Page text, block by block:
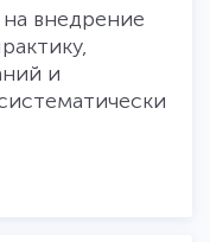
внедрение
и